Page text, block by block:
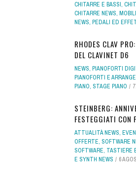
CHITARRE E BASSI,
CHITARRE NEWS,
NEWS, PEDALI ED
RHODES CLAV
DEL CLAVINET D6
NEWS, PIANOFORTI
PIANOFORTI E
PIANO, STAGE PIANO
STEINBERG:
FESTEGGIATI CON
ATTUALITÀ NEWS,
OFFERTE, SOFTWARE
SOFTWARE, TASTIERE
E SYNTH NEWS
6